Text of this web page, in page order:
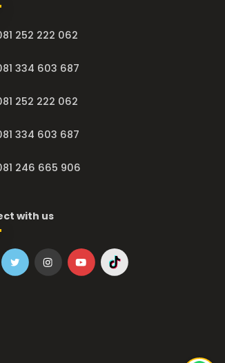
252 222 062
334 603 687
252 222 062
334 603 687
246 665 906
with us